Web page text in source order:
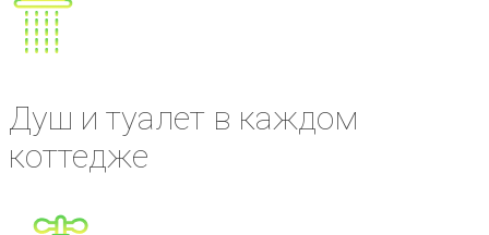
Душ и туалет в каждом
коттедже